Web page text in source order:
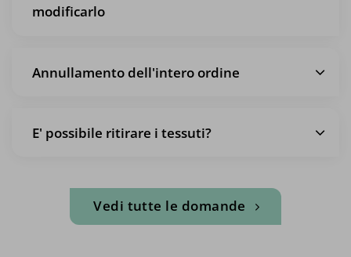
modificarlo
Annullamento dell'intero ordine
E' possibile ritirare i tessuti?
Vedi tutte le domande